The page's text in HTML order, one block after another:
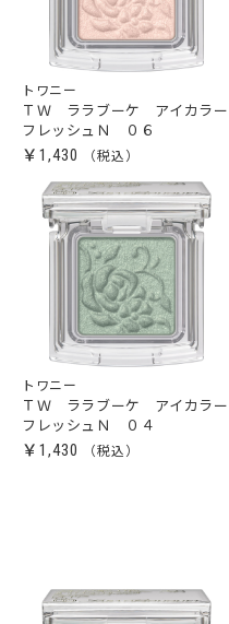
トワニー
ＴＷ ララブーケ アイカラー
フレッシュＮ ０６
￥1,430
トワニー
ＴＷ ララブーケ アイカラー
フレッシュＮ ０４
￥1,430